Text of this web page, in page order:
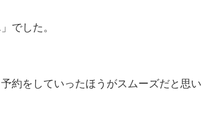
でした。
約をしていったほうがスムーズだと思い